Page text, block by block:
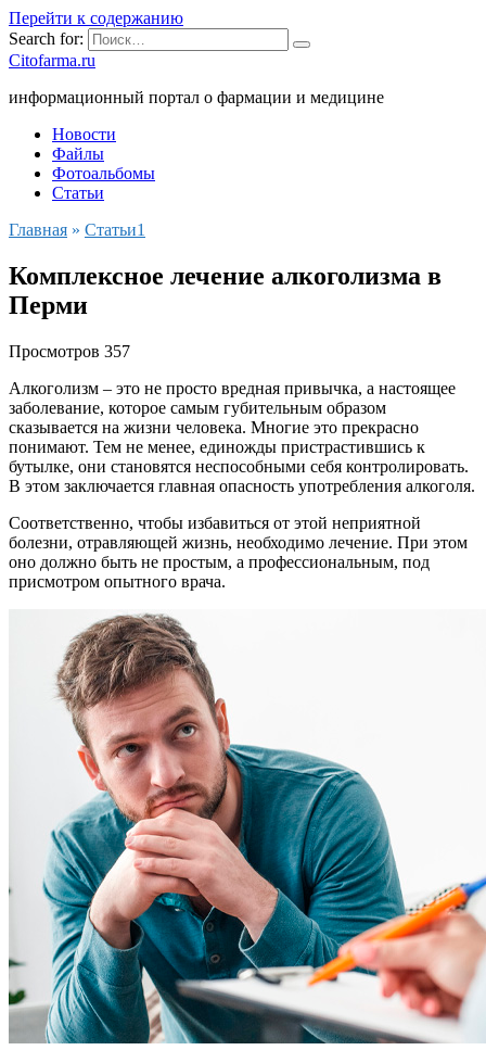
Перейти к содержанию
Search for:
Citofarma.ru
информационный портал о фармации и медицине
Новости
Файлы
Фотоальбомы
Статьи
Главная » Cтатьи1
Комплексное лечение алкоголизма в
Перми
Просмотров 357
Алкоголизм – это не просто вредная привычка, а настоящее
заболевание, которое самым губительным образом
сказывается на жизни человека. Многие это прекрасно
понимают. Тем не менее, единожды пристрастившись к
бутылке, они становятся неспособными себя контролировать.
В этом заключается главная опасность употребления алкоголя.
Соответственно, чтобы избавиться от этой неприятной
болезни, отравляющей жизнь, необходимо лечение. При этом
оно должно быть не простым, а профессиональным, под
присмотром опытного врача.